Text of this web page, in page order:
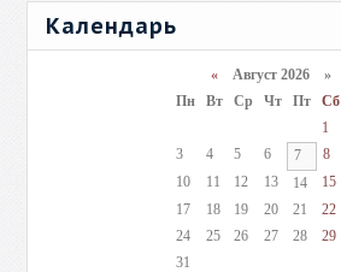
Календарь
«Август 2026 »
Пн
Вт Ср Чт Пт Сб
1
3
4 5 6 7 8
10
11 12 13 14 15
17
18 19 20 21 22
24
25 26 27 28 29
31